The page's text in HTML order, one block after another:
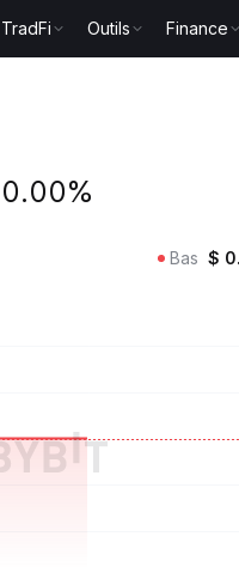
TradFi Outils Finance
0.00%
Bas $